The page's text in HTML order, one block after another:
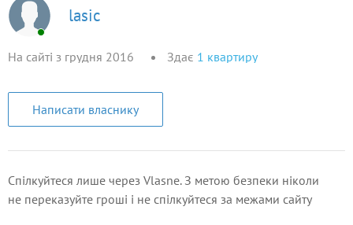
lasic
На сайті з грудня 2016 Здає 1 квартиру
Написати власнику
Спілкуйтеся лише через Vlasne. З метою безпеки ніколи
не переказуйте гроші і не спілкуйтеся за межами сайту